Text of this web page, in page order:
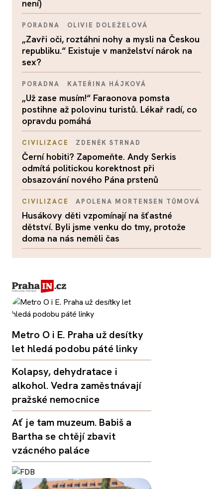
není)
PORADNA OLIVIE DOLEŽELOVÁ
„Zavři oči, roztáhni nohy a mysli na Českou
republiku.“ Existuje v manželství nárok na
sex?
PORADNA KATEŘINA HÁJKOVÁ
„Už zase musím!“ Faraonova pomsta
postihne až polovinu turistů. Lékař radí, co
opravdu pomáhá
CIVILIZACE ZDENĚK STRNAD
Černí hobiti? Zapomeňte. Andy Serkis
odmítá politickou korektnost při
obsazování nového Pána prstenů
CIVILIZACE APOLENA MORTENSEN TŮMOVÁ
Husákovy děti vzpomínají na šťastné
dětství. Byli jsme venku do tmy, protože
doma na nás neměli čas
Metro O i E. Praha už desítky
let hledá podobu páté linky
Kolapsy, dehydratace i
alkohol. Vedra zaměstnávají
pražské nemocnice
Ať je tam muzeum. Babiš a
Bartha se chtějí zbavit
vzácného paláce